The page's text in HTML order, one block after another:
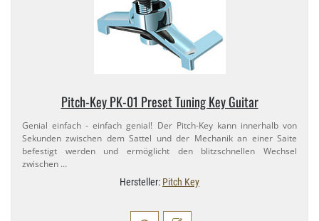
Pitch-​Key PK-​01 Preset Tuning Key Guitar
Genial einfach - einfach genial! Der Pitch-​Key kann innerhalb von
Sekunden zwischen dem Sattel und der Mechanik an einer Saite
befestigt werden und ermöglicht den blitzschnellen Wechsel
zwischen …
Hersteller: Pitch Key